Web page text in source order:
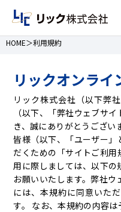
HOME 利用規約
リックオンライ
リック株式会社（以下弊
（以下、「弊社ウェブサ
き、誠にありがとうござい
皆様（以下、「ユーザー
だくための「サイトご利
用に際しましては、以下の
お願いいたします。弊社
には、本規約に同意いた
す。 なお、本規約の内容